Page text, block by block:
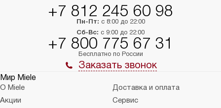
+7 812 245 60 98
Пн-Пт: с 8:00 до 22:00
Сб-Вс: с 9:00 до 22:00
+7 800 775 67 31
Бесплатно по России
Заказать звонок
Мир Miele
О Miele
Доставка и оплата
Акции
Сервис